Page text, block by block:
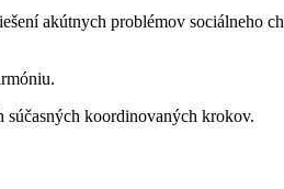
akútnych problémov sociálneho
koordinovaných krokov.